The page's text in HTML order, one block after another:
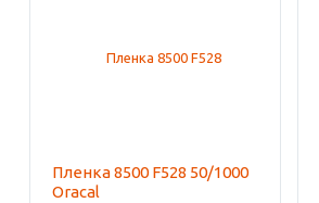
Пленка 8500 F528 50/1000
Oracal